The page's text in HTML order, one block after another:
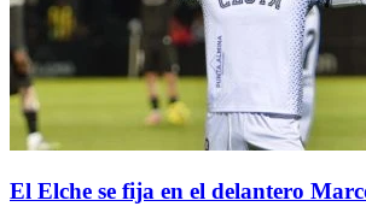
El Elche se fija en el delantero